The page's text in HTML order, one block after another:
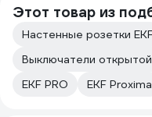
Этот товар из
Настенные розетки
Выключатели
EKF PRO
EKF Proxima